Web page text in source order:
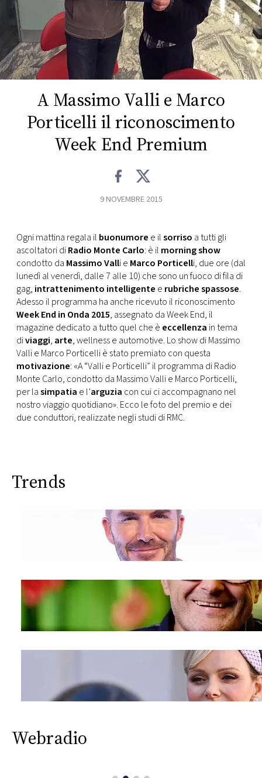
FOTO
CONCORSI
EVENTI
VIDEO
RMC
CONSIGLIA
A Massimo Valli e Marco
Porticelli il riconoscimento
Week End Premium
9 NOVEMBRE 2015
Ogni mattina regala il buonumore e ilsorriso a tutti gli
ascoltatori diRadio Monte Carlo: è il morning show
condotto da Massimo Valli e Marco Porticelli, due ore (dal
lunedì al venerdì, dalle 7 alle 10) che sono un fuoco di fila di
gag, intrattenimento intelligente e rubriche spassose.
Adesso il programma ha anche ricevuto il riconoscimento
Week End in Onda 2015, assegnato da Week End, il
magazine dedicato a tutto quel che è eccellenza in tema
diviaggi, arte, wellness e automotive. Lo show di Massimo
Valli e Marco Porticelli è stato premiato con questa
motivazione: «A “Valli e Porticelli” il programma di Radio
Monte Carlo, condotto da Massimo Valli e Marco Porticelli,
per lasimpatia e l’arguzia con cui ci accompagnano nel
nostro viaggio quotidiano». Ecco le foto del premio e dei
due conduttori, realizzate negli studi di RMC.
Trends
Webradio